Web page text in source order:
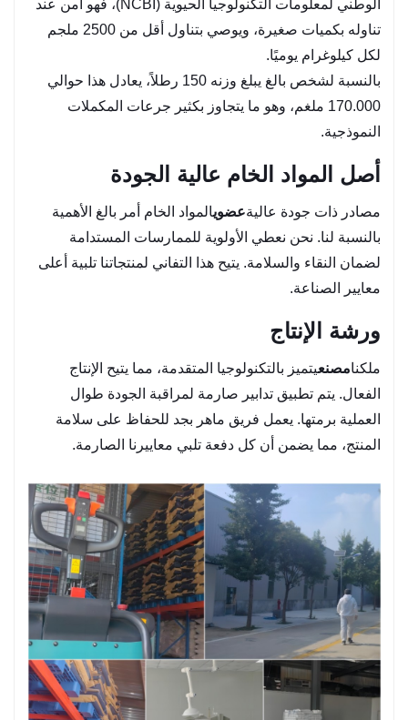
الوطني لمعلومات التكنولوجيا الحيوية (NCBI)، فهو آمن عند
تناوله بكميات صغيرة، ويوصي بتناول أقل من 2500 ملجم
لكل كيلوغرام يوميًا.
بالنسبة لشخص بالغ يبلغ وزنه 150 رطلاً، يعادل هذا حوالي
170.000 ملغم، وهو ما يتجاوز بكثير جرعات المكملات
النموذجية.
أصل المواد الخام عالية الجودة
مصادر ذات جودة عاليةعضويالمواد الخام أمر بالغ الأهمية
بالنسبة لنا. نحن نعطي الأولوية للممارسات المستدامة
لضمان النقاء والسلامة. يتيح هذا التفاني لمنتجاتنا تلبية أعلى
معايير الصناعة.
ورشة الإنتاج
ملكنامصنعيتميز بالتكنولوجيا المتقدمة، مما يتيح الإنتاج
الفعال. يتم تطبيق تدابير صارمة لمراقبة الجودة طوال
العملية برمتها. يعمل فريق ماهر بجد للحفاظ على سلامة
المنتج، مما يضمن أن كل دفعة تلبي معاييرنا الصارمة.